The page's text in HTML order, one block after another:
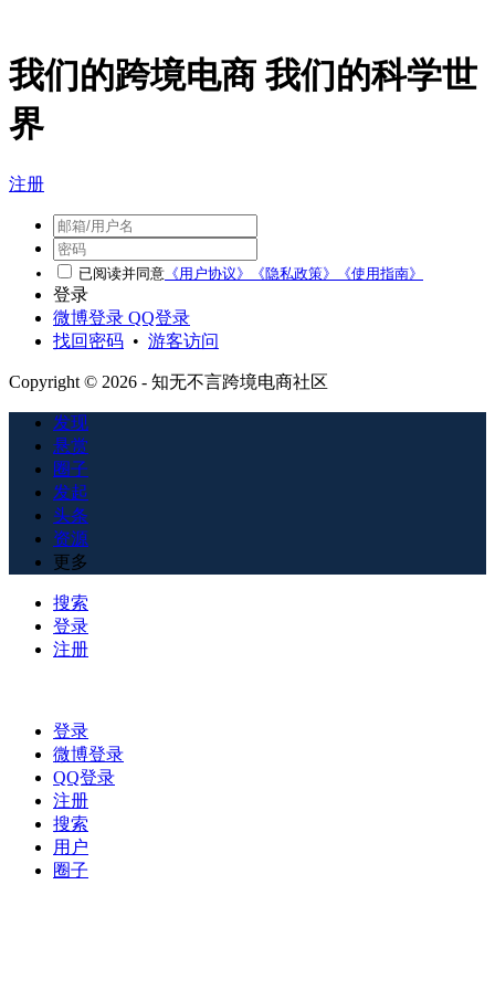
我们的跨境电商 我们的科学世
界
注册
已阅读并同意 《用户协议》 《隐私政策》 《使用指南》
登录
微博登录 QQ登录
找回密码 • 游客访问
Copyright © 2026 - 知无不言跨境电商社区
发现
悬赏
圈子
发起
头条
资源
更多
搜索
登录
注册
登录
微博登录
QQ登录
注册
搜索
用户
圈子